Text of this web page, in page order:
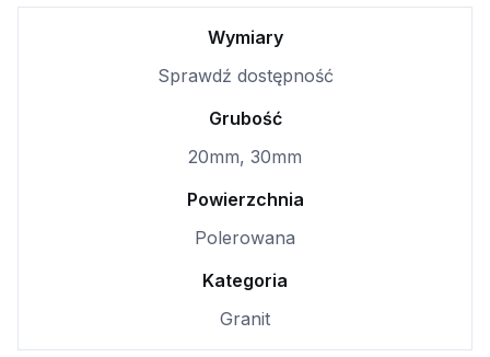
Wymiary
Sprawdź dostępność
Grubość
20mm, 30mm
Powierzchnia
Polerowana
Kategoria
Granit